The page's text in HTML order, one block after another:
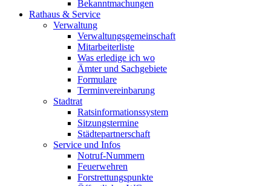
Bekanntmachungen
Rathaus & Service
Verwaltung
Verwaltungsgemeinschaft
Mitarbeiterliste
Was erledige ich wo
Ämter und Sachgebiete
Formulare
Terminvereinbarung
Stadtrat
Ratsinformationssystem
Sitzungstermine
Städtepartnerschaft
Service und Infos
Notruf-Nummern
Feuerwehren
Forstrettungspunkte